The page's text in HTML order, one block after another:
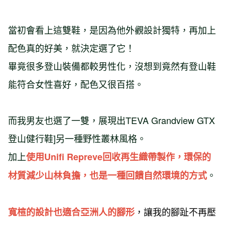
當初會看上這雙鞋，是因為他外觀設計獨特，再加上
配色真的好美，就決定選了它！
畢竟很多登山裝備都較男性化，沒想到竟然有登山鞋
能符合女性喜好，配色又很百搭。
而我男友也選了一雙，展現出TEVA Grandview GTX
登山健行鞋]另一種野性叢林風格。
加上使用Unifi Repreve回收再生織帶製作，環保的
材質減少山林負擔，也是一種回饋自然環境的方式 。
寬楦的設計也適合亞洲人的腳形 ，讓我的腳趾不再壓